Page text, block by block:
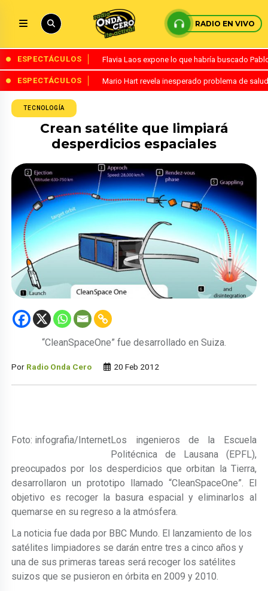
RADIO EN VIVO
ESPECTÁCULOS Flavia Laos expone lo que habría buscado
ESPECTÁCULOS Mario Hart revela inesperado problema de
TECNOLOGÍA
Crean satélite que limpiará
desperdicios espaciales
“CleanSpaceOne” fue desarrollado en Suiza.
Por Radio Onda Cero 20 Feb 2012
Foto: infografia/InternetLos ingenieros de la Escuela
Politécnica de Lausana (EPFL),
preocupados por los desperdicios que orbitan la Tierra,
desarrollaron un prototipo llamado “CleanSpaceOne”. El
objetivo es recoger la basura espacial y eliminarlos al
quemarse en su regreso a la atmósfera.
La noticia fue dada por BBC Mundo. El lanzamiento de los
satélites limpiadores se darán entre tres a cinco años y
una de sus primeras tareas será recoger los satélites
suizos que se pusieron en órbita en 2009 y 2010.